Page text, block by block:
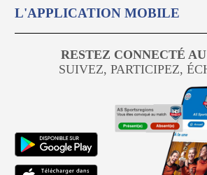
L'APPLICATION MOBILE
RESTEZ CONNECTÉ
SUIVEZ, PARTICIPEZ,